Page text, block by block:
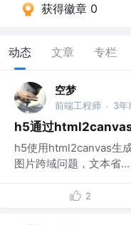
获得徽章 0
动态 文章 专栏
空梦
前端工程师 · 3年
h5通过
h5使用html2canvas生
图片跨域问题，文本省...
2